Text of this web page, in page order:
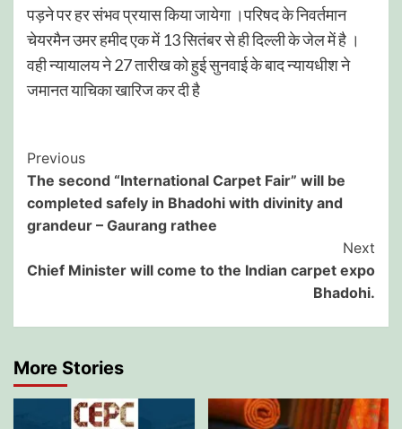
पड़ने पर हर संभव प्रयास किया जायेगा ।परिषद के निवर्तमान
चेयरमैन उमर हमीद एक में 13 सितंबर से ही दिल्ली के जेल में है ।
वही न्यायालय ने 27 तारीख को हुई सुनवाई के बाद न्यायधीश ने
जमानत याचिका खारिज कर दी है
Post
Navigation
Previous
The second “International Carpet Fair” will be
completed safely in Bhadohi with divinity and
grandeur – Gaurang rathee
Next
Chief Minister will come to the Indian carpet expo
Bhadohi.
More Stories